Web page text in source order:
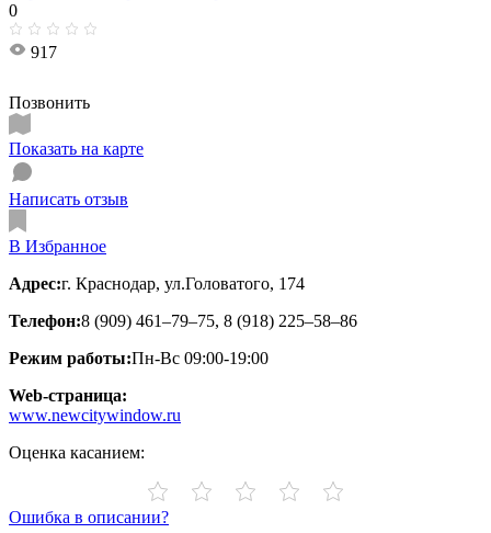
0
917
Позвонить
Показать на карте
Написать отзыв
В Избранное
Адрес:г. Краснодар, ул.Головатого, 174
Телефон:8 (909) 461–79–75, 8 (918) 225–58–86
Режим работы:Пн-Вс 09:00-19:00
Web-страница:
www.newcitywindow.ru
Оценка касанием:
Ошибка в описании?